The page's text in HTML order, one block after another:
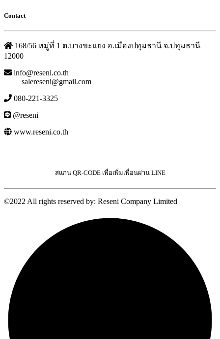
Contact
168/56 หมู่ที่ 1 ต.บางขะแยง อ.เมืองปทุมธานี จ.ปทุมธานี
12000
info@reseni.co.th
salereseni@gmail.com
080-221-3325
@reseni
www.reseni.co.th
สแกน QR-CODE เพื่อเพิ่มเพื่อนผ่าน LINE
©2022 All rights reserved by: Reseni Company Limited